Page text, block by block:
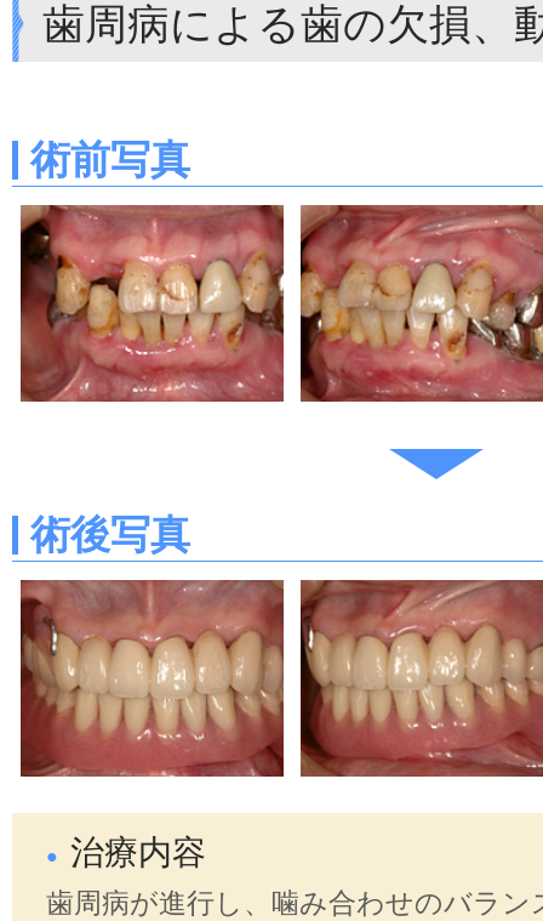
歯周病による歯の欠損、
術前写真
術後写真
治療内容
歯周病が進行し、噛み合わせのバラ